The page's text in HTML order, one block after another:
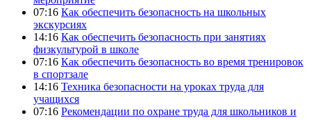
07:16 Как обеспечить безопасность на школьных
экскурсиях
14:16 Как обеспечить безопасность при занятиях
физкультурой в школе
07:16 Как обеспечить безопасность во время тренировок
в спортзале
14:16 Техника безопасности на уроках труда для
учащихся
07:16 Рекомендации по охране труда для школьников и